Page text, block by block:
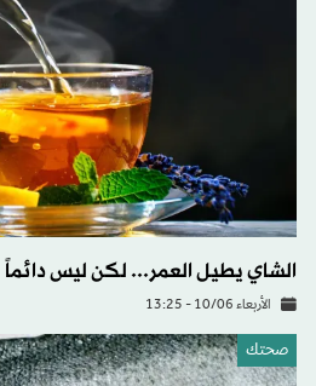
الشاي يطيل العمر... لكن ليس دائماً
الأربعاء 10/06 - 13:25
صحتك